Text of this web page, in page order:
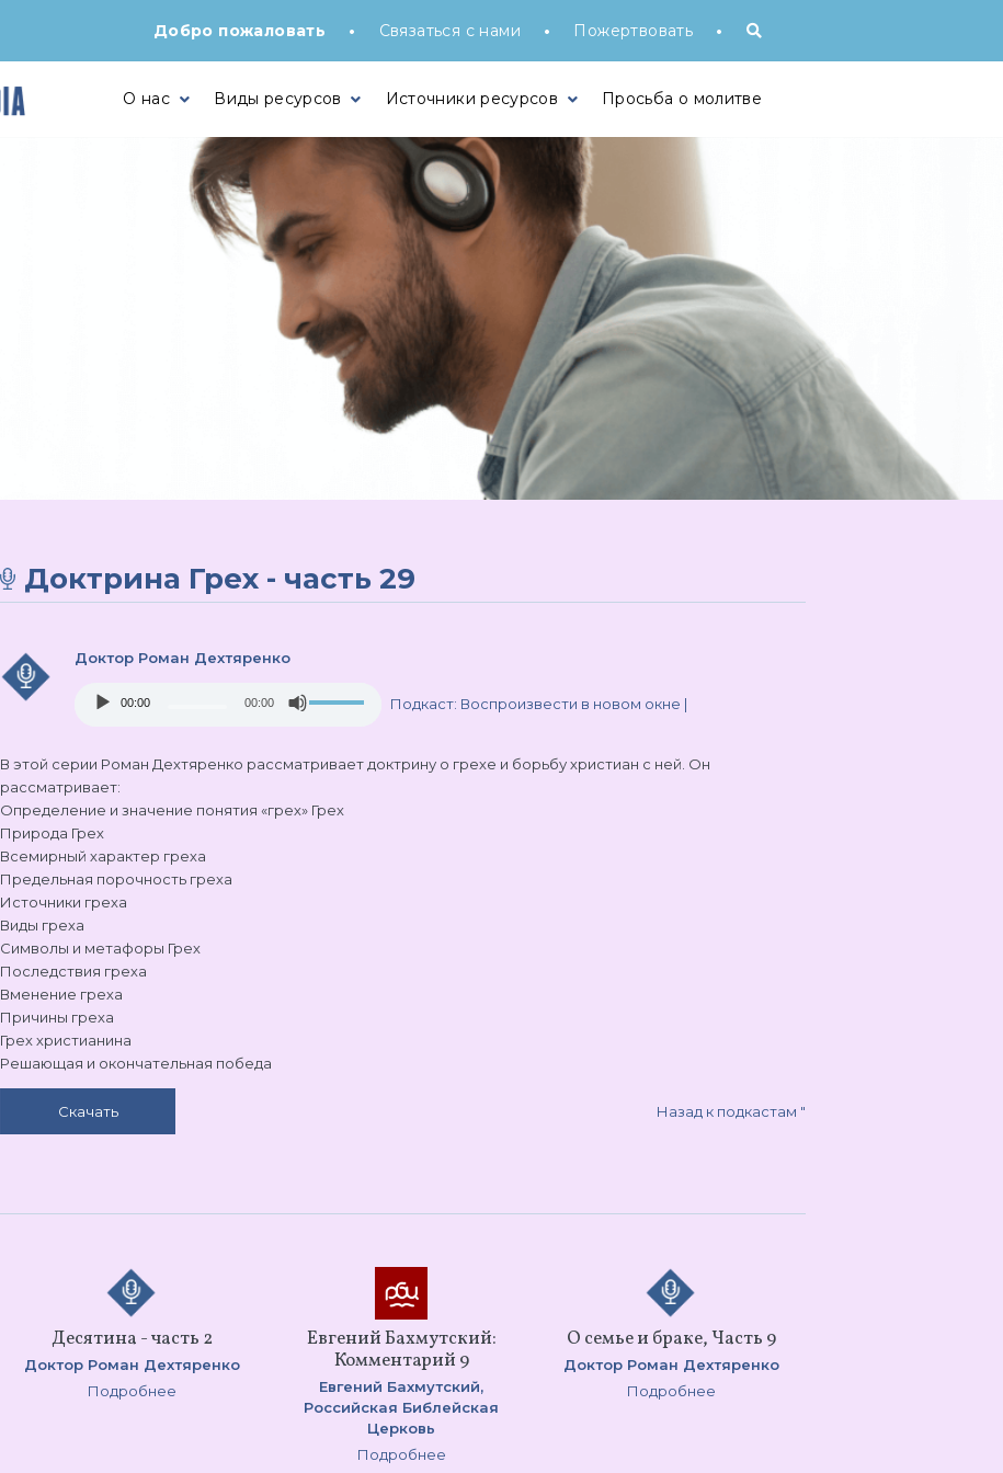
Добро пожаловать • Связаться с нами • Пожертвовать •
О нас Виды ресурсов Источники ресурсов Просьба о молитве
Доктрина Грех - часть 29
Доктор Роман Дехтяренко
Audio
00:00 00:00
keys
increase
Подкаст: Воспроизвести в новом окне |
В этой серии Роман Дехтяренко рассматривает доктрину о грехе и борьбу христиан с ней. Он
рассматривает:
Определение и значение понятия «грех» Грех
Природа Грех
Всемирный характер греха
Предельная порочность греха
Источники греха
Виды греха
Символы и метафоры Грех
Последствия греха
Вменение греха
Причины греха
Грех христианина
Решающая и окончательная победа
Скачать Назад к подкастам "
Десятина - часть 2
Доктор Роман Дехтяренко
Подробнее
Евгений Бахмутский:
Комментарий 9
Евгений Бахмутский,
Российская Библейская
Церковь
Подробнее
О семье и браке, Часть 9
Доктор Роман Дехтяренко
Подробнее